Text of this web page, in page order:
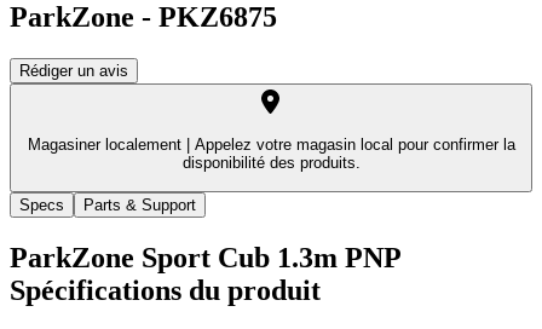
ParkZone - PKZ6875
Rédiger un avis
Magasiner localement |
Appelez votre magasin local pour confirmer la
disponibilité des produits.
Specs Parts & Support
ParkZone Sport Cub 1.3m PNP
Spécifications du produit